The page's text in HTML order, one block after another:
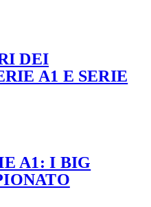
DEI
A1 E SERIE
A1: I BIG